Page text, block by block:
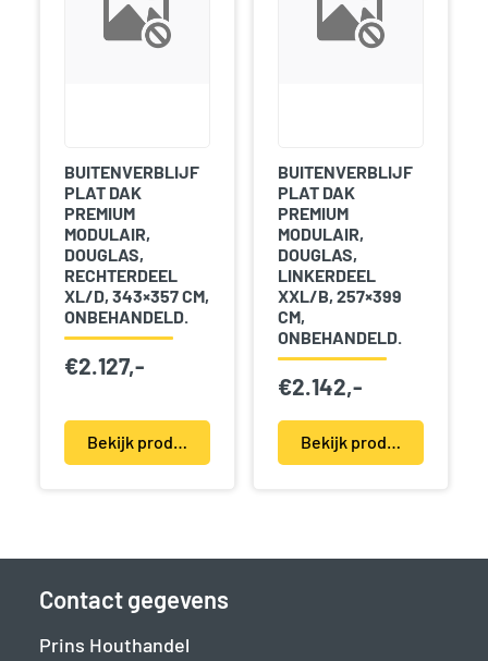
BUITENVERBLIJF
PLAT DAK
PREMIUM
MODULAIR,
DOUGLAS,
RECHTERDEEL
XL/D, 343×357 CM,
ONBEHANDELD.
€2.127,-
Bekijk product(en)
BUITENVERBLIJF
PLAT DAK
PREMIUM
MODULAIR,
DOUGLAS,
LINKERDEEL
XXL/B, 257×399
CM,
ONBEHANDELD.
€2.142,-
Bekijk product(en)
Contact gegevens
Prins Houthandel